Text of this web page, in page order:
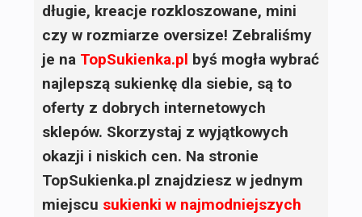
długie, kreacje rozkloszowane, mini
czy w rozmiarze oversize! Zebraliśmy
je na TopSukienka.pl byś mogła wybrać
najlepszą sukienkę dla siebie, są to
oferty z dobrych internetowych
sklepów. Skorzystaj z wyjątkowych
okazji i niskich cen. Na stronie
TopSukienka.pl znajdziesz w jednym
miejscu sukienki w najmodniejszych